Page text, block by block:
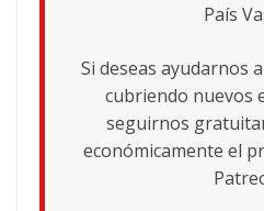
País
Si deseas ayudarnos
cubriendo nuevos
seguirnos
económicamente el